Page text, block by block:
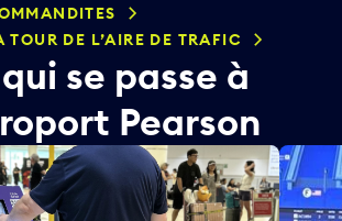
DE L’AIRE DE TRAFIC
se passe à
Pearson